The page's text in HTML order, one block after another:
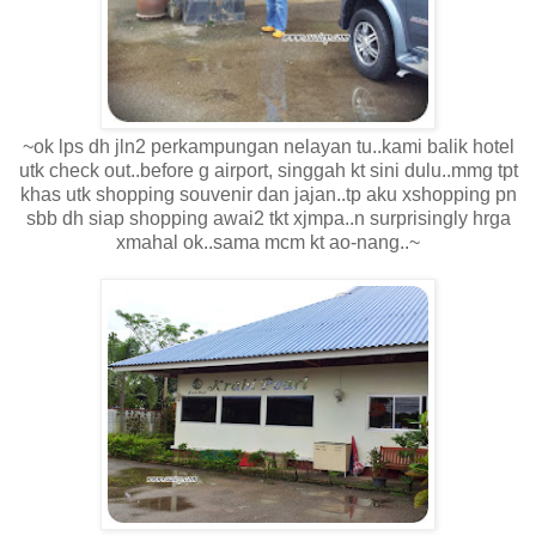
~ok lps dh jln2 perkampungan nelayan tu..kami balik hotel
utk check out..before g airport, singgah kt sini dulu..mmg tpt
khas utk shopping souvenir dan jajan..tp aku xshopping pn
sbb dh siap shopping awai2 tkt xjmpa..n surprisingly hrga
xmahal ok..sama mcm kt ao-nang..~